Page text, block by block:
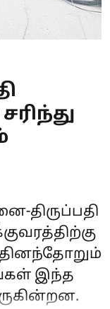
திருப்பதி
இந்த